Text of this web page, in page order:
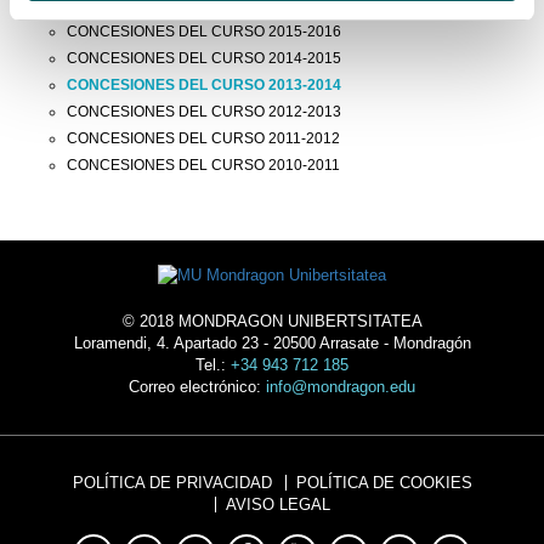
CONCESIONES DEL CURSO 2016-2017
CONCESIONES DEL CURSO 2015-2016
CONCESIONES DEL CURSO 2014-2015
CONCESIONES DEL CURSO 2013-2014
CONCESIONES DEL CURSO 2012-2013
CONCESIONES DEL CURSO 2011-2012
CONCESIONES DEL CURSO 2010-2011
© 2018 MONDRAGON UNIBERTSITATEA
Loramendi, 4. Apartado 23 - 20500 Arrasate - Mondragón
Tel.: +34 943 712 185
Correo electrónico: info@mondragon.edu
POLÍTICA DE PRIVACIDAD
POLÍTICA DE COOKIES
AVISO LEGAL